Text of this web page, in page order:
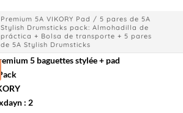
Premium 5A VIKORY Pad / 5 pares de 5A
Stylish Drumsticks pack: Almohadilla de
práctica + Bolsa de transporte + 5 pares
de 5A Stylish Drumsticks